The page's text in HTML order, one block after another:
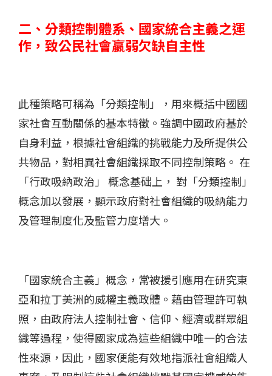
二、分類控制體系、國家統合主義之運
作，致公民社會嬴弱欠缺自主性
此種策略可稱為「分類控制」，用來概括中國國
家社會互動關係的基本特徵。強調中國政府基於
自身利益，根據社會組織的挑戰能力及所提供公
共物品，對相異社會組織採取不同控制策略。 在
「行政吸納政治」 概念基础上， 對「分類控制」
概念加以發展，顯示政府對社會組織的吸納能力
及管理制度化及監管力度增大。
「國家統合主義」概念，常被援引應用在研究東
亞和拉丁美洲的威權主義政體。藉由管理許可執
照，由政府法人控制社會、信仰、經濟或群眾組
織等過程，使得國家成為這些組織中唯一的合法
性來源，因此，國家便能有效地指派社會組織人